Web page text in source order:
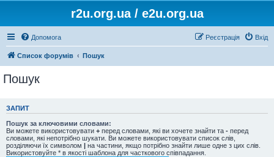
r2u.org.ua / e2u.org.ua
Допомога Вхід
Реєстрація
Список форумів Пошук
Пошук
ЗАПИТ
Пошук за ключовими словами:
Ви можете використовувати + перед словами, які ви хочете знайти та - перед
словами, які непотрібно шукати. Ви можете використовувати список слів,
розділяючи їх символом | на частини, якщо потрібно знайти лише одне з цих слів.
Використовуйте * в якості шаблона для часткового співпадання.